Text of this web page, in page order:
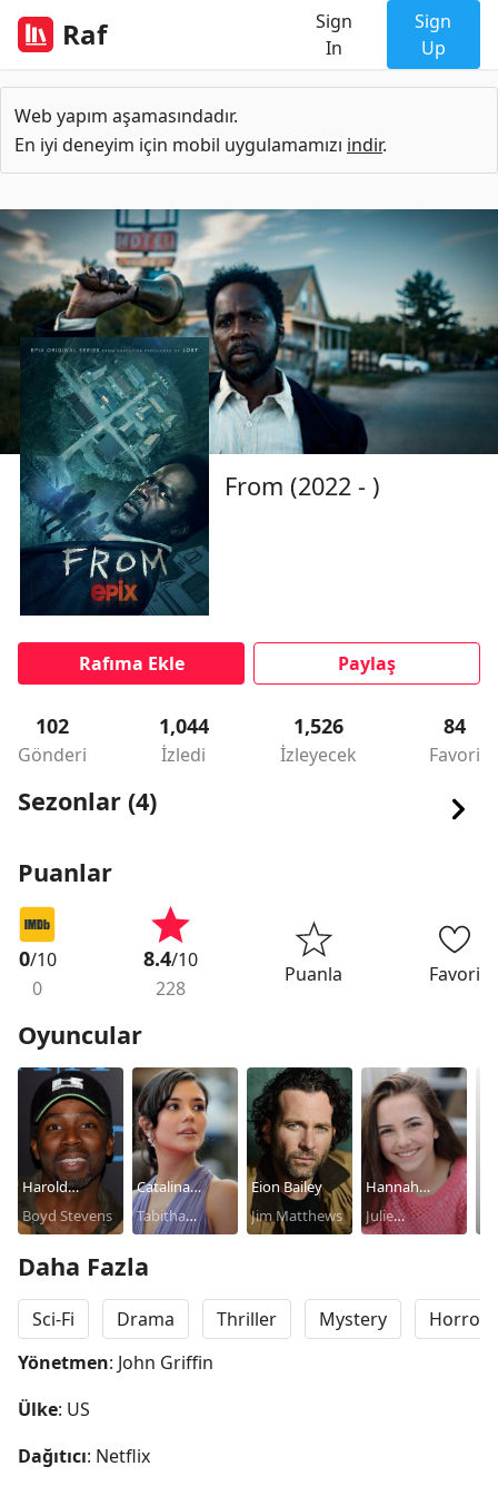
Raf
Sign
In
Sign
Up
Web yapım aşamasındadır.
En iyi deneyim için mobil uygulamamızı indir.
From (2022 - )
Rafıma Ekle Paylaş
102
Gönderi
1,044
İzledi
1,526
İzleyecek
84
Favori
Sezonlar (4)
Puanlar
0/10
0
8.4/10
228
Puanla Favori
Oyuncular
Harold
Perrineau
Boyd Stevens
Catalina
Sandino
Tabitha
Eion Bailey
Jim Matthews
Hannah
Cheramy
Julie
Daha Fazla
Sci-Fi Drama Thriller Mystery
Horror
Yönetmen: John Griffin
Ülke: US
Dağıtıcı: Netflix